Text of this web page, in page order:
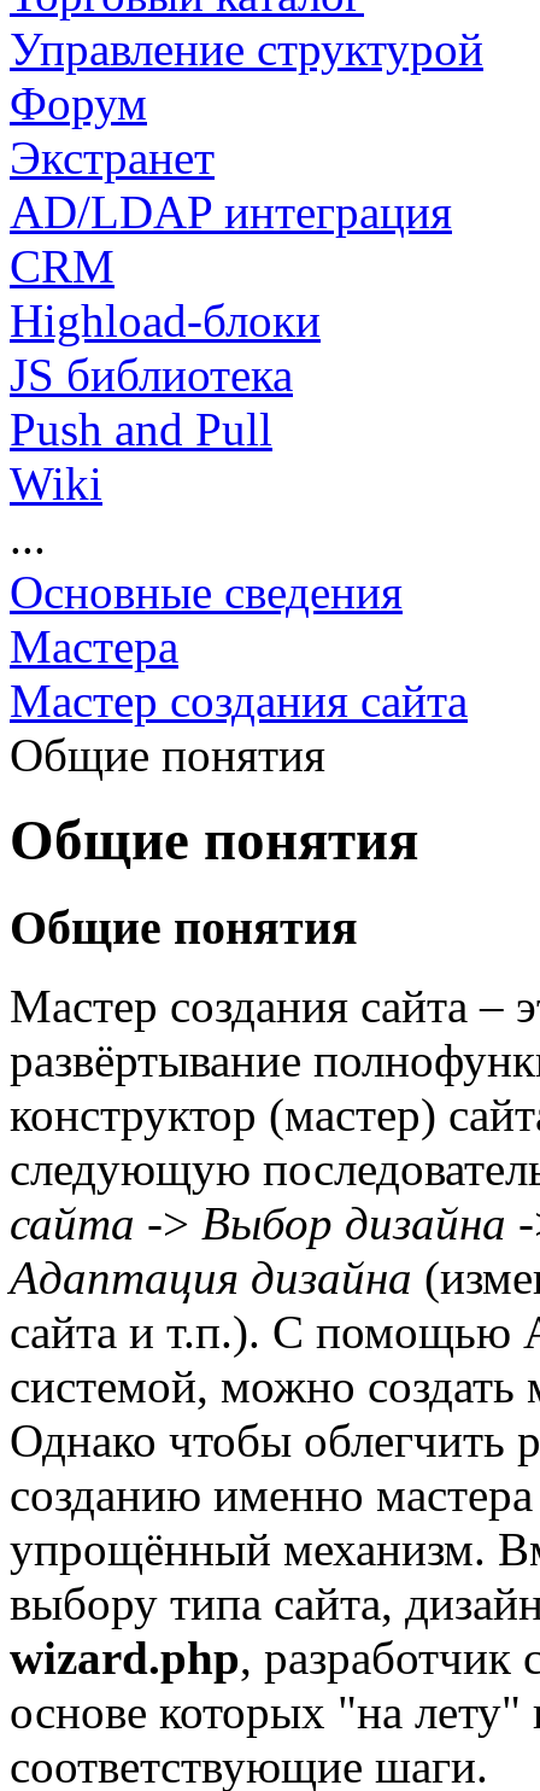
Управление структурой
Форум
Экстранет
AD/LDAP интеграция
CRM
Highload-блоки
JS библиотека
Push and Pull
Wiki
...
Основные сведения
Мастера
Мастер создания сайта
Общие понятия
Общие понятия
Общие понятия
Мастер создания сайта –
развёртывание
конструктор (мастер)
следующую
сайта -> Выбор дизайна
Адаптация дизайна
сайта и т.п.). С помощью
системой, можно создать
Однако чтобы облегчить
созданию именно мастера
упрощённый механизм.
выбору типа сайта,
wizard.php, разработчик
основе которых "на лету"
соответствующие шаги.